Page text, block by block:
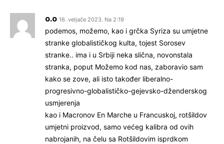
o.o 16. veljače 2023. Na 2:19
podemos, možemo, kao i grčka Syriza su umjetne
stranke globalističkog kulta, tojest Sorosev
stranke.. ima i u Srbiji neka slična, novonstala
stranka, poput Možemo kod nas, zaboravio sam
kako se zove, ali isto također liberalno-
progresivno-globalističko-gejevsko-dženderskog
usmjerenja
kao i Macronov En Marche u Francuskoj, rotšildov
umjetni proizvod, samo većeg kalibra od ovih
nabrojanih, na čelu sa Rotšildovim isprdkom